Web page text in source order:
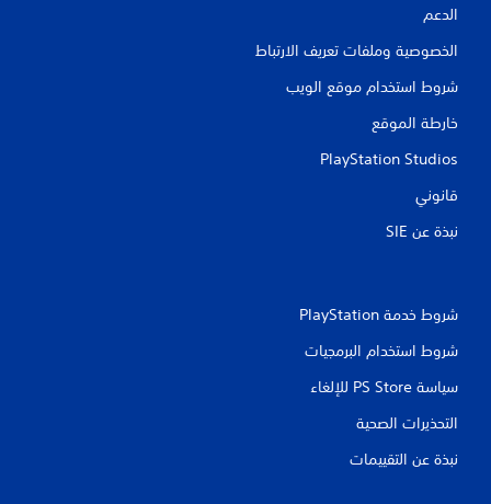
الدعم
الخصوصية وملفات تعريف الارتباط
شروط استخدام موقع الويب
خارطة الموقع
PlayStation Studios
قانوني
نبذة عن SIE‏
شروط خدمة PlayStation‏
شروط استخدام البرمجيات
سياسة PS Store للإلغاء
التحذيرات الصحية
نبذة عن التقييمات